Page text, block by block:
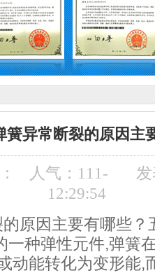
簧异常断裂的原因主
人气： 111-
12:29:54
原因主要有哪些？
一种弹性元件,弹簧
动能转化为变形能,